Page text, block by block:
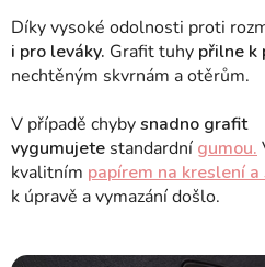
Díky vysoké odolnosti proti
i pro leváky. Grafit tuhy přilne k
nechtěným skvrnám a otěrům.
V případě chybysnadno grafit
vygumujete standardní gumou.
kvalitním papírem na kreslení a
k úpravě a vymazání došlo.